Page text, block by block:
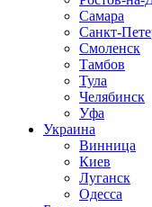
Самара
Санкт-
Смоленск
Тамбов
Тула
Челябинск
Уфа
Украина
Винница
Киев
Луганск
Одесса